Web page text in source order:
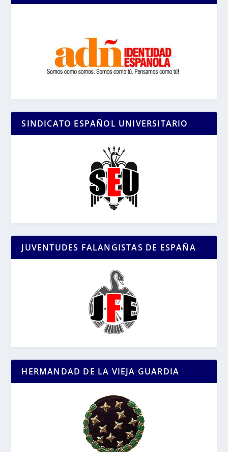
SINDICATO ESPAÑOL UNIVERSITARIO
JUVENTUDES FALANGISTAS DE ESPAÑA
HERMANDAD DE LA VIEJA GUARDIA